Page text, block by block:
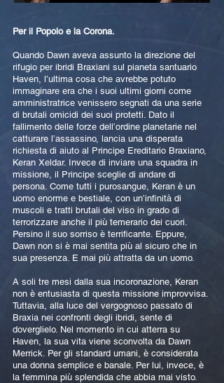
Per il Popolo e la Corona.
Quando Dawn aveva assunto la direzione del
rifugio per ibridi Braxiani sul pianeta santuario
Haven, l’ultima cosa che avrebbe potuto
immaginare era che i suoi ultimi giorni come
amministratrice venissero segnati da una serie
di brutali omicidi dei suoi protetti. Dato il
fallimento delle forze dell’ordine planetarie nel
catturare l’assassino, lancia una disperata
richiesta di aiuto al Principe Ereditario Braxiano,
Keran Xeldar. Invece di inviare una squadra in
missione, il Principe sceglie di andare di
persona. Come tutti i purosangue, Keran è un
uomo enorme e bestiale, con un’infinità di
muscoli e tratti brutali del viso in grado di
terrorizzare anche il più temerario dei cuori.
Persino il suo sorriso è terrificante. Eppure,
Dawn non si è mai sentita più al sicuro che in
sua presenza. E mai più attratta da un uomo.
A soli tre mesi dalla sua incoronazione, Keran
non è entusiasta di questa missione improvvisa.
Tuttavia, alla luce del vergognoso passato di
Braxia nei confronti degli ibridi, sente di
doverglielo. Nel momento in cui atterra su
Haven, la sua vita viene sconvolta da Dawn
Merrick. Per gli standard umani, è considerata
una donna semplice e banale. Per lui, invece, è
la femmina più splendida che abbia mai visto.